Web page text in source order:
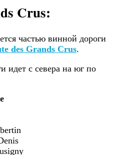
Crus:
частью винной дороги
des Grands Crus.
идет с севера на юг по